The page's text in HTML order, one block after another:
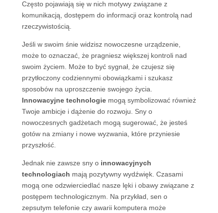
Często pojawiają się w nich motywy związane z
komunikacją, dostępem do informacji oraz kontrolą nad
rzeczywistością.
Jeśli w swoim śnie widzisz nowoczesne urządzenie,
może to oznaczać, że pragniesz większej kontroli nad
swoim życiem. Może to być sygnał, że czujesz się
przytłoczony codziennymi obowiązkami i szukasz
sposobów na uproszczenie swojego życia.
Innowacyjne technologiemogą symbolizować również
Twoje ambicje i dążenie do rozwoju. Sny o
nowoczesnych gadżetach mogą sugerować, że jesteś
gotów na zmiany i nowe wyzwania, które przyniesie
przyszłość.
Jednak nie zawsze sny o innowacyjnych
technologiach mają pozytywny wydźwięk. Czasami
mogą one odzwierciedlać nasze lęki i obawy związane z
postępem technologicznym. Na przykład, sen o
zepsutym telefonie czy awarii komputera może